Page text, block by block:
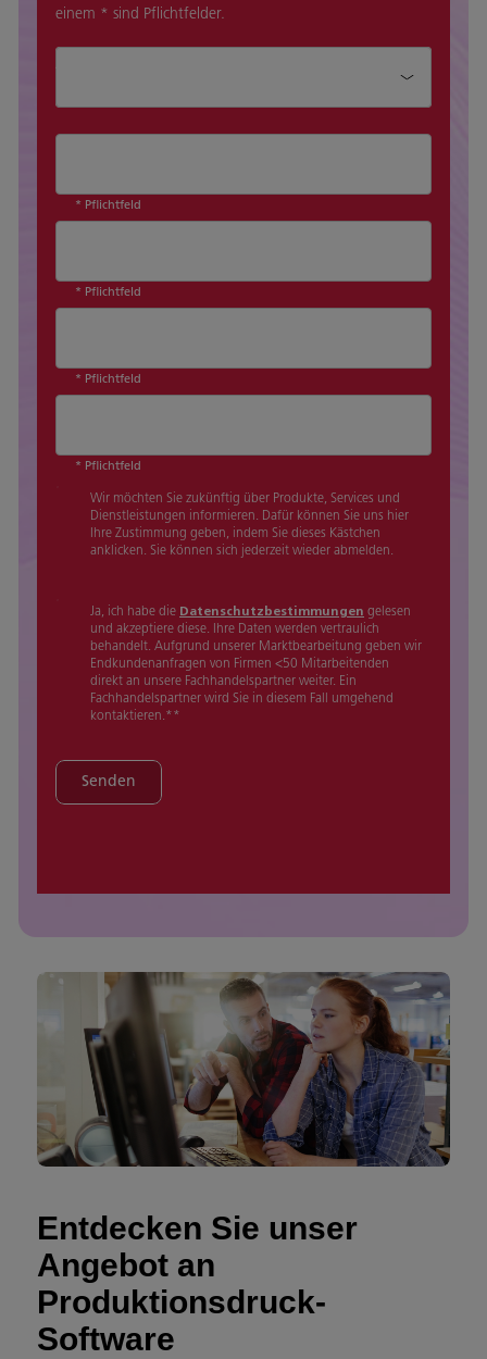
einem * sind Pflichtfelder.
* Pflichtfeld
* Pflichtfeld
* Pflichtfeld
* Pflichtfeld
Wir möchten Sie zukünftig über Produkte, Services und
Dienstleistungen informieren. Dafür können Sie uns hier
Ihre Zustimmung geben, indem Sie dieses Kästchen
anklicken. Sie können sich jederzeit wieder abmelden.
Ja, ich habe die Datenschutzbestimmungen gelesen
und akzeptiere diese. Ihre Daten werden vertraulich
behandelt. Aufgrund unserer Marktbearbeitung geben wir
Endkundenanfragen von Firmen <50 Mitarbeitenden
direkt an unsere Fachhandelspartner weiter. Ein
Fachhandelspartner wird Sie in diesem Fall umgehend
kontaktieren.**
Senden
Entdecken Sie unser
Angebot an
Produktionsdruck-
Software